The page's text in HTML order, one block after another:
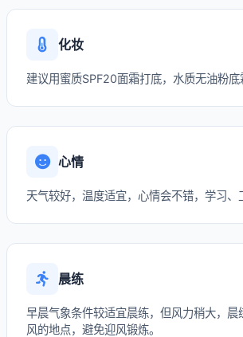
化妆
建议用蜜质SPF20面霜打底，水质无油粉底
心情
天气较好，温度适宜，心情会不错，学习、
晨练
早晨气象条件较适宜晨练，但风力稍大，晨
风的地点，避免迎风锻炼。